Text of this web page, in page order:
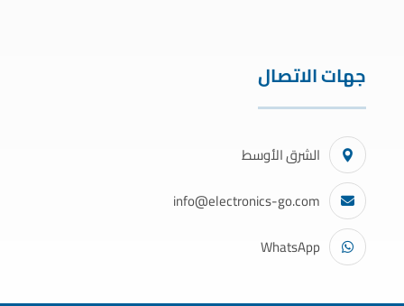
جهات الاتصال
الشرق الأوسط
info@electronics-go.com
WhatsApp